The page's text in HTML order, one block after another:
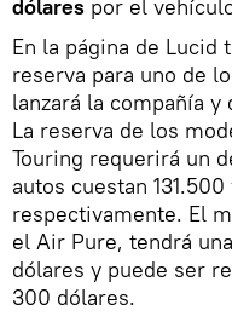
dólares por el
En la página de Lucid
reserva para uno de
lanzará la compañía y
La reserva de los
Touring requerirá un
autos cuestan
respectivamente. El
el Air Pure, tendrá
dólares y puede ser
300 dólares.